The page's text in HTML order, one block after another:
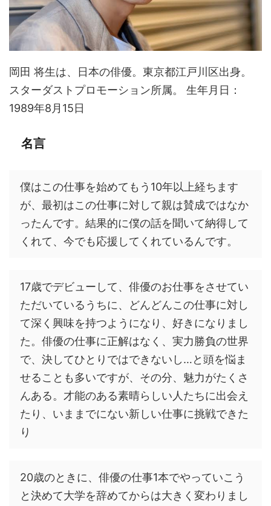
岡田 将生は、日本の俳優。東京都江戸川区出身。
スターダストプロモーション所属。 生年月日：
1989年8月15日
名言
僕はこの仕事を始めてもう10年以上経ちます
が、最初はこの仕事に対して親は賛成ではなか
ったんです。結果的に僕の話を聞いて納得して
くれて、今でも応援してくれているんです。
17歳でデビューして、俳優のお仕事をさせてい
ただいているうちに、どんどんこの仕事に対し
て深く興味を持つようになり、好きになりまし
た。俳優の仕事に正解はなく、実力勝負の世界
で、決してひとりではできないし…と頭を悩ま
せることも多いですが、その分、魅力がたくさ
んある。才能のある素晴らしい人たちに出会え
たり、いままでにない新しい仕事に挑戦できた
り
20歳のときに、俳優の仕事1本でやっていこう
と決めて大学を辞めてからは大きく変わりまし